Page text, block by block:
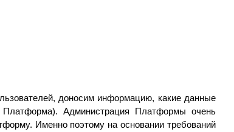
доносим информацию, какие данные
Администрация Платформы очень
Именно поэтому на основании требований